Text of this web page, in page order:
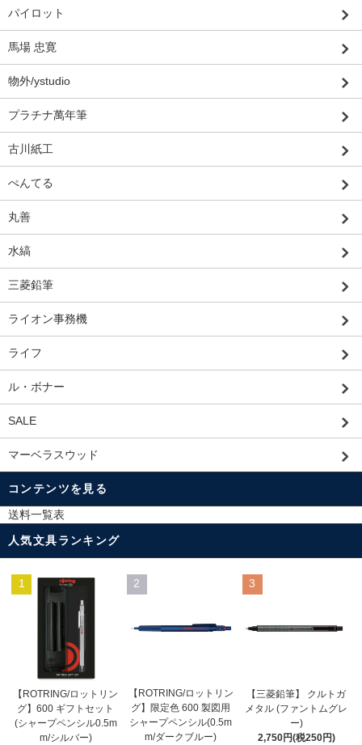
パイロット
馬場 忠寛
物外/ystudio
プラチナ萬年筆
古川紙工
ぺんてる
丸善
水縞
三菱鉛筆
ライオン事務機
ライフ
ル・ボナー
SALE
マーベラスウッド
コンテンツを見る
送料一覧表
人気文具ランキング
1
【ROTRING/ロットリン
グ】600 ギフトセット
(シャープペンシル0.5m
m/シルバー)
2
【ROTRING/ロットリン
グ】限定色 600 製図用
シャープペンシル(0.5m
m/ダークブルー)
3
【三菱鉛筆】 クルトガ
メタル (ファントムグレ
ー)
2,750円(税250円)